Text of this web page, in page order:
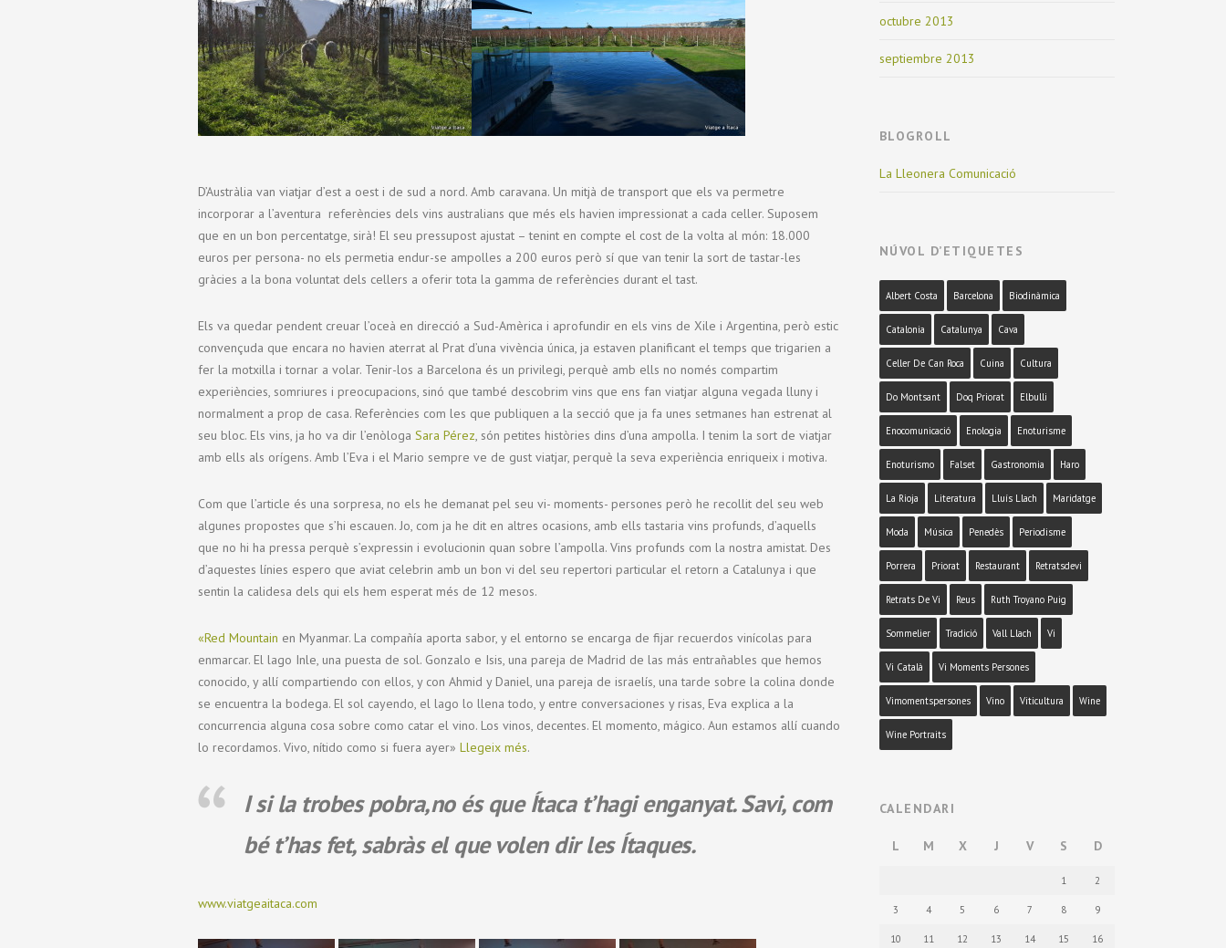
D’Austràlia van viatjar d’est a oest i de sud a nord. Amb caravana. Un mitjà de transport que els va permetre
incorporar a l’aventura referències dels vins australians que més els havien impressionat a cada celler. Suposem
que en un bon percentatge, sirà! El seu pressupost ajustat – tenint en compte el cost de la volta al món: 18.000
euros per persona- no els permetia endur-se ampolles a 200 euros però sí que van tenir la sort de tastar-les
gràcies a la bona voluntat dels cellers a oferir tota la gamma de referències durant el tast.
Els va quedar pendent creuar l’oceà en direcció a Sud-Amèrica i aprofundir en els vins de Xile i Argentina, però estic
convençuda que encara no havien aterrat al Prat d’una vivència única, ja estaven planificant el temps que trigarien a
fer la motxilla i tornar a volar. Tenir-los a Barcelona és un privilegi, perquè amb ells no només compartim
experiències, somriures i preocupacions, sinó que també descobrim vins que ens fan viatjar alguna vegada lluny i
normalment a prop de casa. Referències com les que publiquen a la secció que ja fa unes setmanes han estrenat al
seu bloc. Els vins, ja ho va dir l’enòloga Sara Pérez, són petites històries dins d’una ampolla. I tenim la sort de viatjar
amb ells als orígens. Amb l’Eva i el Mario sempre ve de gust viatjar, perquè la seva experiència enriqueix i motiva.
Com que l’article és una sorpresa, no els he demanat pel seu vi- moments- persones però he recollit del seu web
algunes propostes que s’hi escauen. Jo, com ja he dit en altres ocasions, amb ells tastaria vins profunds, d’aquells
que no hi ha pressa perquè s’expressin i evolucionin quan sobre l’ampolla. Vins profunds com la nostra amistat. Des
d’aquestes línies espero que aviat celebrin amb un bon vi del seu repertori particular el retorn a Catalunya i que
sentin la calidesa dels qui els hem esperat més de 12 mesos.
«Red Mountain en Myanmar. La compañía aporta sabor, y el entorno se encarga de fijar recuerdos vinícolas para
enmarcar. El lago Inle, una puesta de sol. Gonzalo e Isis, una pareja de Madrid de las más entrañables que hemos
conocido, y allí compartiendo con ellos, y con Ahmid y Daniel, una pareja de israelís, una tarde sobre la colina donde
se encuentra la bodega. El sol cayendo, el lago lo llena todo, y entre conversaciones y risas, Eva explica a la
concurrencia alguna cosa sobre como catar el vino. Los vinos, decentes. El momento, mágico. Aun estamos allí cuando
lo recordamos. Vivo, nítido como si fuera ayer» Llegeix més.
I si la trobes pobra,no és que Ítacat’hagi enganyat. Savi, com
bé t’has fet,sabràs el que volen dir les Ítaques.
www.viatgeaitaca.com
octubre 2013
septiembre 2013
BLOGROLL
La Lleonera Comunicació
NÚVOL D’ETIQUETES
Albert Costa Barcelona Biodinàmica
Catalonia Catalunya Cava
Celler De Can Roca Cuina Cultura
Do Montsant Doq Priorat Elbulli
Enocomunicació Enologia Enoturisme
Enoturismo Falset Gastronomia Haro
La Rioja Literatura Lluís Llach Maridatge
Moda Música Penedès Periodisme
Porrera Priorat Restaurant Retratsdevi
Retrats De Vi Reus Ruth Troyano Puig
Sommelier Tradició Vall Llach Vi
Vi Català Vi Moments Persones
Vimomentspersones Vino Viticultura Wine
Wine Portraits
CALENDARI
L M X J V S D
1 2
3 4 5 6 7 8 9
10 11 12 13 14 15 16